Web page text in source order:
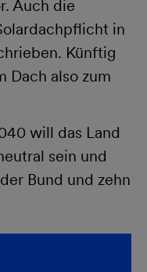
Auch die
in
Künftig
Dach also zum
will das Land
sein und
Bund und zehn